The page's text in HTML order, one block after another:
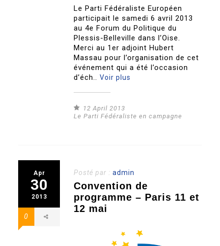
Le Parti Fédéraliste Européen
participait le samedi 6 avril 2013
au 4e Forum du Politique du
Plessis-Belleville dans l’Oise.
Merci au 1er adjoint Hubert
Massau pour l’organisation de cet
événement qui a été l’occasion
d’éch..Voir plus
12 April 2013
Le Parti Fédéraliste en campagne
Apr
30
2013
0
Posté par :admin
Convention de
programme – Paris 11 et
12 mai